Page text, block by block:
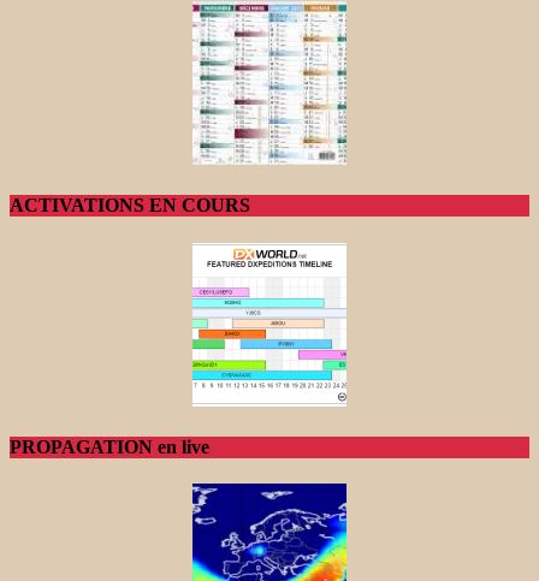
ACTIVATIONS EN COURS
PROPAGATION en live